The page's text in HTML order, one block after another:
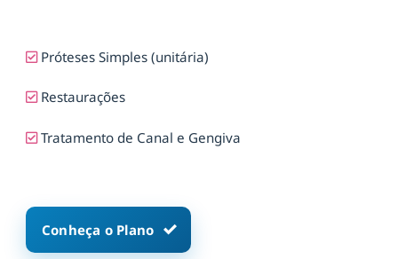
Próteses Simples (unitária)
Restaurações
Tratamento de Canal e Gengiva
Conheça o Plano